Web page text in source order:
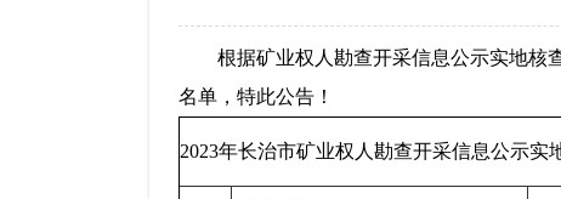
根据矿业权人勘查开采信息公示实地核
名单，特此公告！
2023年长治市矿业权人勘查开采信息公示实